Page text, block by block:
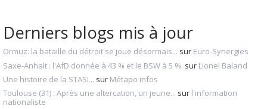
Derniers blogs mis à jour
Ormuz: la bataille du détroit se joue désormais... sur Euro-Synergies
Saxe-Anhalt : l'AfD donnée à 43 % et le BSW à 5 %. sur Lionel Baland
Une histoire de la STASI... sur Métapo infos
Toulouse (31) : Après une altercation, un jeune... sur l'information
nationaliste